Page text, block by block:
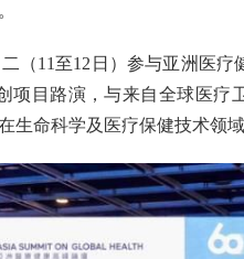
（11至12日）参与亚洲医疗
项目路演，与来自全球医疗
命科学及医疗保健技术领域